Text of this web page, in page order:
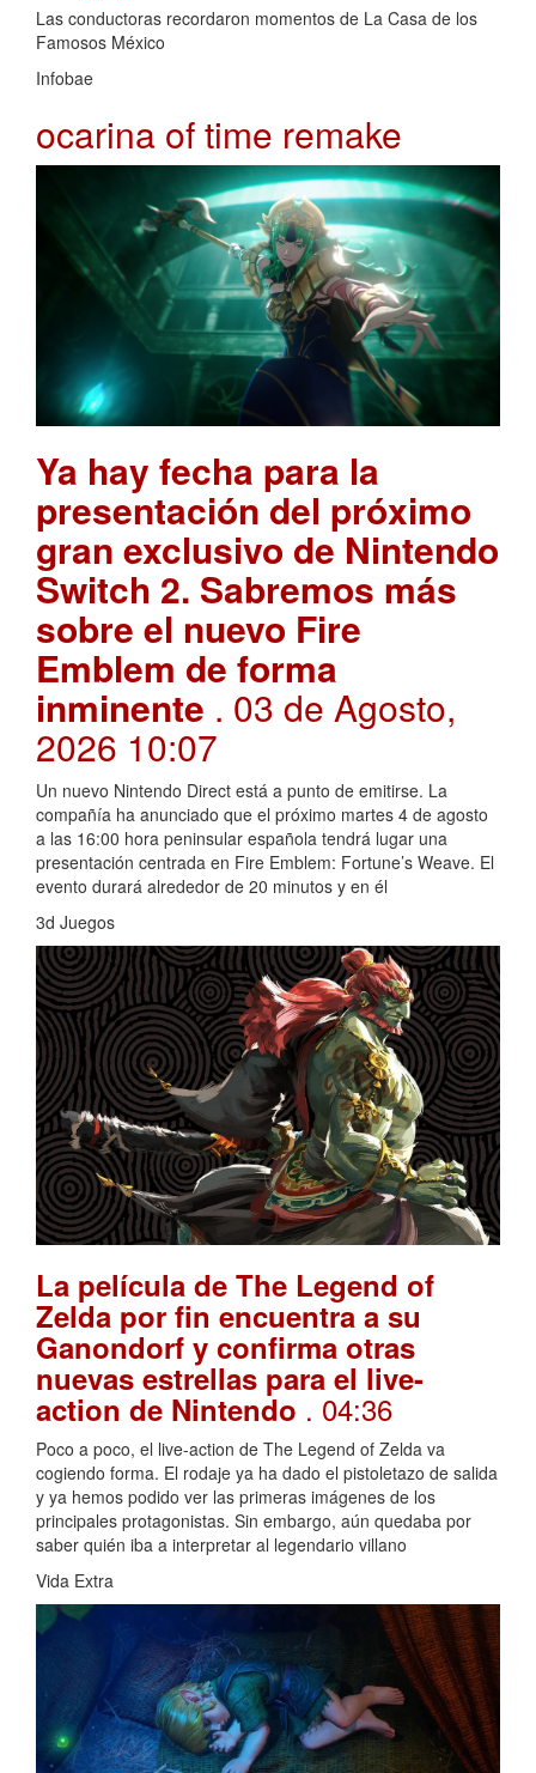
Las conductoras recordaron momentos de La Casa de los
Famosos México
Infobae
ocarina of time remake
Ya hay fecha para la
presentación del próximo
gran exclusivo de Nintendo
Switch 2. Sabremos más
sobre el nuevo Fire
Emblem de forma
inminente . 03 de Agosto,
2026 10:07
Un nuevo Nintendo Direct está a punto de emitirse. La
compañía ha anunciado que el próximo martes 4 de agosto
a las 16:00 hora peninsular española tendrá lugar una
presentación centrada en Fire Emblem: Fortune’s Weave. El
evento durará alrededor de 20 minutos y en él
3d Juegos
La película de The Legend of
Zelda por fin encuentra a su
Ganondorf y confirma otras
nuevas estrellas para el live-
action de Nintendo . 04:36
Poco a poco, el live-action de The Legend of Zelda va
cogiendo forma. El rodaje ya ha dado el pistoletazo de salida
y ya hemos podido ver las primeras imágenes de los
principales protagonistas. Sin embargo, aún quedaba por
saber quién iba a interpretar al legendario villano
Vida Extra